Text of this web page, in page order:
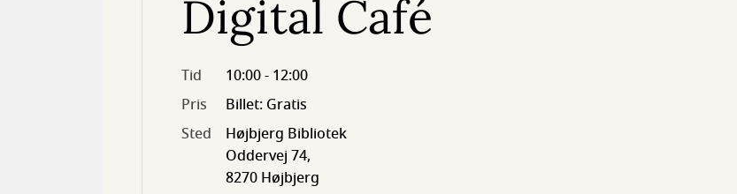
Digital Café
Tid
10:00 - 12:00
Pris
Billet: Gratis
Sted
Højbjerg Bibliotek
Oddervej 74,
8270 Højbjerg